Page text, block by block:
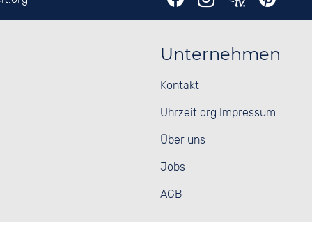
Unternehmen
Kontakt
Uhrzeit.org Impressum
Über uns
Jobs
AGB